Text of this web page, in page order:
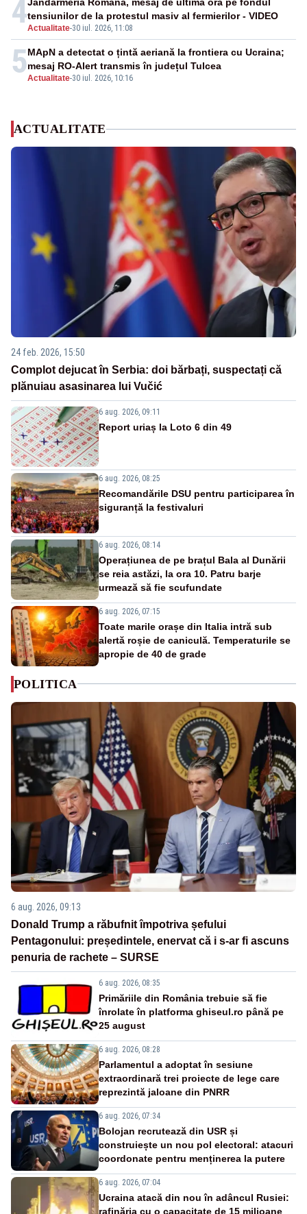
4Actualitate-30 iul. 2026, 11:08
tensiunilor de la protestul masiv al fermierilor - VIDEO
5Actualitate-30 iul. 2026, 10:16
MApN a detectat o țintă aeriană la frontiera cu Ucraina;
mesaj RO-Alert transmis în județul Tulcea
ACTUALITATE
24 feb. 2026, 15:50
Complot dejucat în Serbia: doi bărbați, suspectați că
plănuiau asasinarea lui Vučić
6 aug. 2026, 09:11
Report uriaș la Loto 6 din 49
6 aug. 2026, 08:25
Recomandările DSU pentru participarea în
siguranță la festivaluri
6 aug. 2026, 08:14
Operațiunea de pe brațul Bala al Dunării
se reia astăzi, la ora 10. Patru barje
urmează să fie scufundate
6 aug. 2026, 07:15
Toate marile orașe din Italia intră sub
alertă roșie de caniculă. Temperaturile se
apropie de 40 de grade
POLITICA
6 aug. 2026, 09:13
Donald Trump a răbufnit împotriva șefului
Pentagonului: președintele, enervat că i s-ar fi ascuns
penuria de rachete – SURSE
6 aug. 2026, 08:35
Primăriile din România trebuie să fie
înrolate în platforma ghiseul.ro până pe
25 august
6 aug. 2026, 08:28
Parlamentul a adoptat în sesiune
extraordinară trei proiecte de lege care
reprezintă jaloane din PNRR
6 aug. 2026, 07:34
Bolojan recrutează din USR și
construiește un nou pol electoral: atacuri
coordonate pentru menținerea la putere
6 aug. 2026, 07:04
Ucraina atacă din nou în adâncul Rusiei:
rafinăria cu o capacitate de 15 milioane